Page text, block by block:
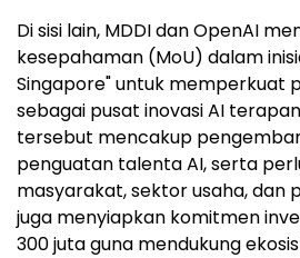
Di sisi lain, MDDI dan OpenAI
kesepahaman (MoU) dalam
Singapore" untuk memperkuat
sebagai pusat inovasi AI
tersebut mencakup
penguatan talenta AI, serta
masyarakat, sektor usaha, dan
juga menyiapkan komitmen
300 juta guna mendukung